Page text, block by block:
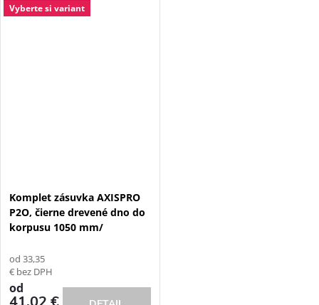
Vyberte si variant
Komplet zásuvka AXISPRO
P2O, čierne drevené dno do
korpusu 1050 mm/
od 33,35
€ bez DPH
od